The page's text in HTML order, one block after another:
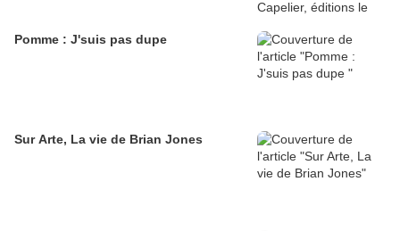
Pomme : J'suis pas dupe
Sur Arte, La vie de Brian Jones